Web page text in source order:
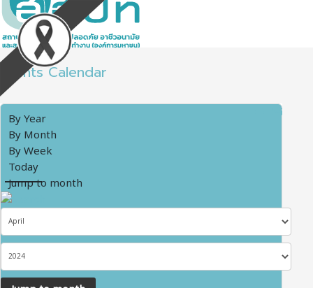
Events Calendar
By Year
By Month
By Week
Today
Jump to month